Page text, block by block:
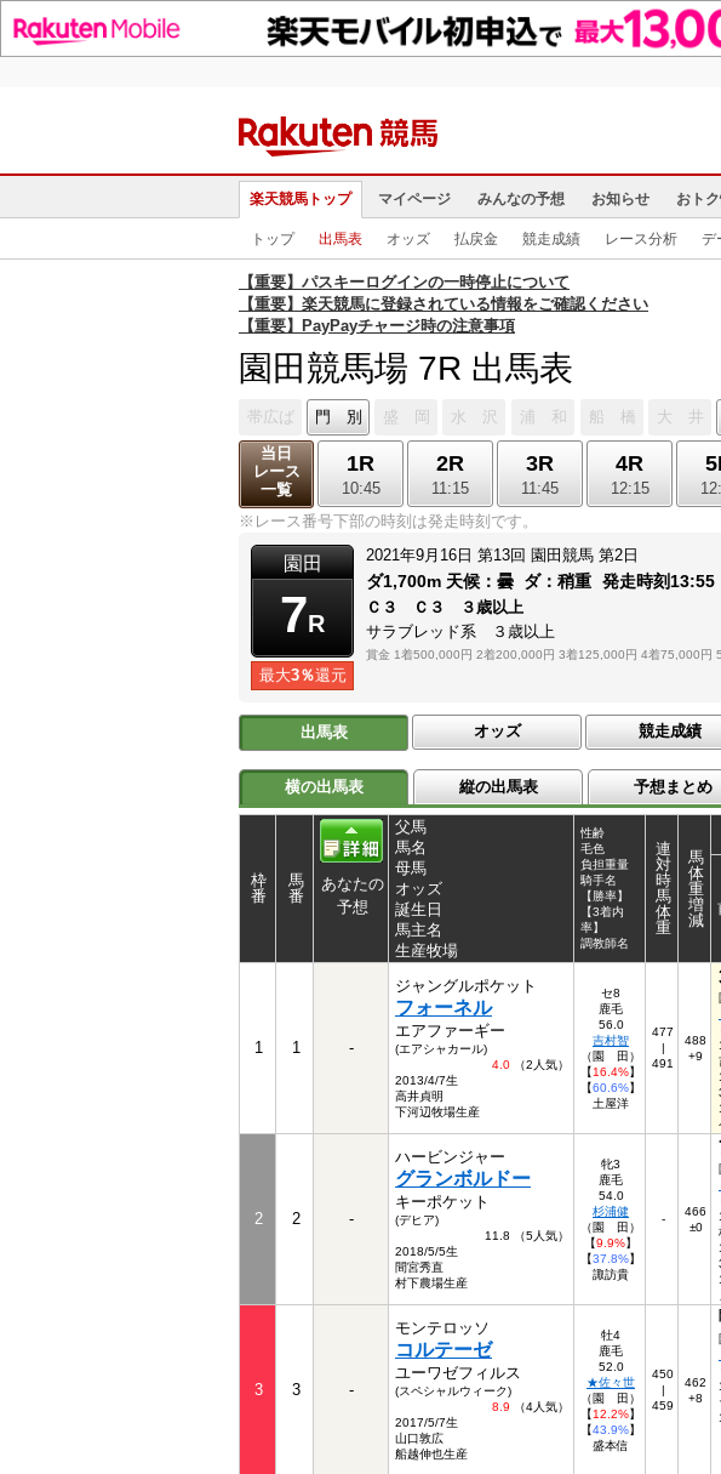
楽天競馬トップ マイページ みんなの予想 お知らせ おト
トップ 出馬表 オッズ 払戻金 競走成績 レース分析 デ
【重要】パスキーログインの一時停止について
【重要】楽天競馬に登録されている情報をご確認ください
【重要】PayPayチャージ時の注意事項
園田競馬場 7R 出馬表
帯広ば 門 別 盛 岡 水 沢 浦 和 船 橋 大 井
当日
レース
一覧
1R
10:45
2R
11:15
3R
11:45
4R
12:15
※レース番号下部の時刻は発走時刻です。
園田
7R
最大3％還元
2021年9月16日 第13回 園田競馬 第2日
ダ1,700m 天候： 曇 ダ：稍重 発走時刻13:55
Ｃ３ Ｃ３ ３歳以上
サラブレッド系 ３歳以上
賞金 1着500,000円 2着200,000円 3着125,000円 4着75,000円
出馬表 オッズ 競走成績
横の出馬表 縦の出馬表 予想まとめ
枠
番
馬
番
あなたの
予想
父馬
馬名
母馬
オッズ
誕生日
馬主名
生産牧場
性齢
毛色
負担重量
騎手名
【勝率】
【3着内
率】
調教師名
連
対
時
馬
体
重
馬
体
重
増
減
1 1 -
ジャングルポケット
フォーネル
エアファーギー
(エアシャカール)
4.0 （2人気）
2013/4/7生
高井貞明
下河辺牧場生産
セ8
鹿毛
56.0
吉村智
（園 田）
【16.4%】
【60.6%】
土屋洋
477
|
491
488
+9
2 2 -
ハービンジャー
グランボルドー
キーポケット
(デヒア)
11.8 （5人気）
2018/5/5生
間宮秀直
村下農場生産
牝3
鹿毛
54.0
杉浦健
（園 田）
【9.9%】
【37.8%】
諏訪貴
-
466
±0
3 3 -
モンテロッソ
コルテーゼ
ユーワゼフィルス
(スペシャルウィーク)
8.9 （4人気）
2017/5/7生
山口敦広
船越伸也生産
牡4
鹿毛
52.0
★佐々世
（園 田）
【12.2%】
【43.9%】
盛本信
450
|
459
462
+8